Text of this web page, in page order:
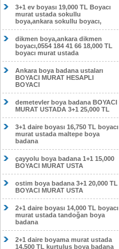
3+1 ev boyası 19,000 TL Boyacı
murat ustada sokullu
boya,ankara sokullu boyacı,
dikmen boya,ankara dikmen
boyacı,0554 184 41 66 18,000 TL
boyacı murat ustada
Ankara boya badana ustaları
BOYACI MURAT HESAPLI
BOYACI
demetevler boya badana BOYACI
MURAT USTADA 3+1 25,000 TL
3+1 daire boyası 16,750 TL boyacı
murat ustada maltepe boya
badana
çayyolu boya badana 1+1 15,000
BOYACI MURAT USTA
ostim boya badana 3+1 20,000 TL
BOYACI MURAT USTA
2+1 daire boyası 14,000 TL boyacı
murat ustada tandoğan boya
badana
2+1 daire boyama murat ustada
14,500 TL kurtuluş boya badana